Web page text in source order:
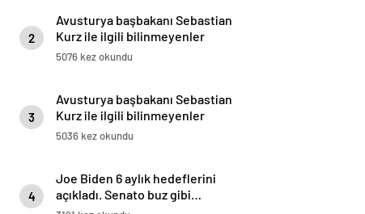
2
Avusturya başbakanı Sebastian
Kurz ile ilgili bilinmeyenler
5076 kez okundu
3
Avusturya başbakanı Sebastian
Kurz ile ilgili bilinmeyenler
5036 kez okundu
4
Joe Biden 6 aylık hedeflerini
açıkladı. Senato buz gibi…